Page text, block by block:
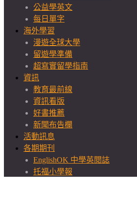
公益學英文
每日單字
海外學習
漫遊全球大學
留遊學準備
超寫實留學指南
資訊
教育最前線
資訊看版
好書推薦
新聞布告欄
活動訊息
各期期刊
EnglishOK 中學英閱誌
托福小學報